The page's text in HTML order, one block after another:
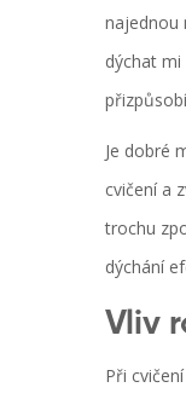
najednou
dýchat
Je dobré
cvičení a
trochu
dýchání
Vliv
Při